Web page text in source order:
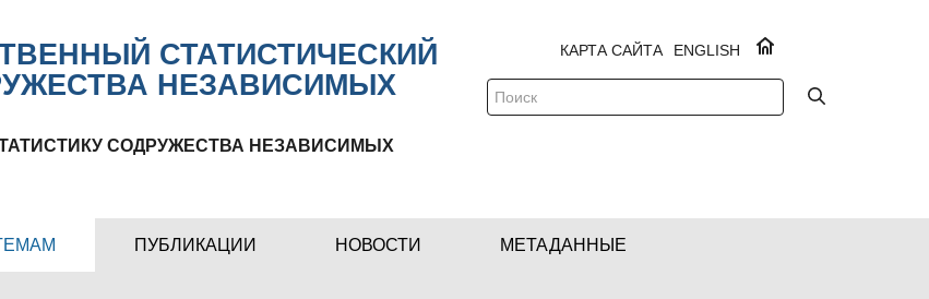
СТАТИСТИЧЕСКИЙ
НЕЗАВИСИМЫХ
СОДРУЖЕСТВА НЕЗАВИСИМЫХ
ENGLISH
КАРТА САЙТА
ПУБЛИКАЦИИ НОВОСТИ МЕТАДАННЫЕ